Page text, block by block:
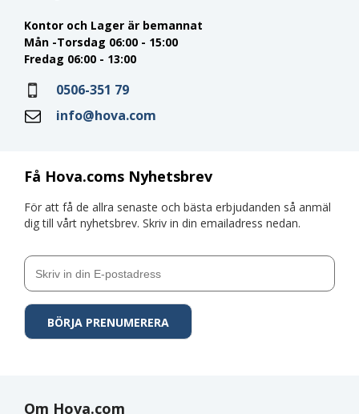
Få Hova.coms Nyhetsbrev
För att få de allra senaste och bästa erbjudanden så anmäl
dig till vårt nyhetsbrev. Skriv in din emailadress nedan.
Kontor och Lager är bemannat
Mån -Torsdag 06:00 - 15:00
Fredag 06:00 - 13:00
0506-351 79
info@hova.com
Om Hova.com